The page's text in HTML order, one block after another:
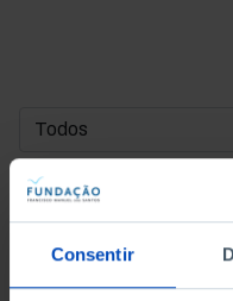
Consentir
DATA DE INÍCIO
DATA DE FIM